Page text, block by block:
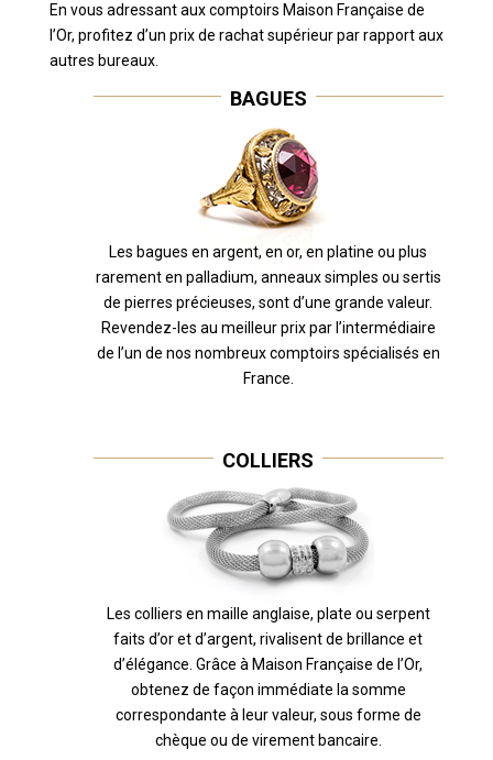
En vous adressant aux comptoirs Maison Française de
l’Or, profitez d’un prix de rachat supérieur par rapport aux
autres bureaux.
BAGUES
Les bagues en argent, en or, en platine ou plus
rarement en palladium, anneaux simples ou sertis
de pierres précieuses, sont d’une grande valeur.
Revendez-les au meilleur prix par l’intermédiaire
de l’un de nos nombreux comptoirs spécialisés en
France.
COLLIERS
Les colliers en maille anglaise, plate ou serpent
faits d’or et d’argent, rivalisent de brillance et
d’élégance. Grâce à Maison Française de l’Or,
obtenez de façon immédiate la somme
correspondante à leur valeur, sous forme de
chèque ou de virement bancaire.